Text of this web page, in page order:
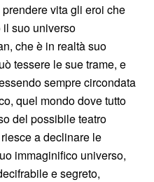
vita gli eroi che
suo universo
che è in realtà suo
tessere le sue trame, e
sempre circondata
quel mondo dove tutto
del possibile teatro
a declinare le
immaginifico universo,
e segreto,